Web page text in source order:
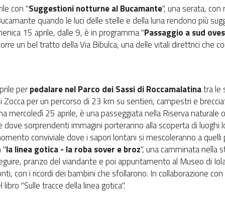
con "Suggestioni notturne al Bucamante", una serata,
quando le luci delle stelle e della luna rendono più
15 aprile, dalle 9, è in programma "Passaggio a sud
un bel tratto della Via Bibulca, una delle vitali direttrici che
perpedalare nel Parco dei Sassi di Roccamalatinatra le
per un percorso di 23 km su sentieri, campestri e
mercoledì 25 aprile, è una passeggiata nella Riserva naturale
dove sorprendenti immagini porteranno alla scoperta di
conviviale dove i sapori lontani si mescoleranno a quelli
"la linea gotica - la roba sover e broz", una camminata nella
pranzo del viandante e poi appuntamento al Museo di
con i ricordi dei bambini che sfollarono. In collaborazione
"Sulle tracce della linea gotica".